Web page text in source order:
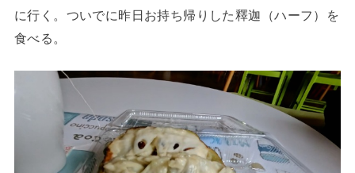
に行く。ついでに昨日お持ち帰りした釋迦（ハーフ）を
食べる。